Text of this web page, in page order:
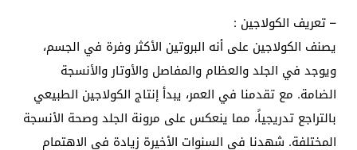
– تعريف الكولاجين :
يصنف الكولاجين على أنه البروتين الأكثر وفرة في الجسم،
ويوجد في الجلد والعظام والمفاصل والأوتار والأنسجة
الضامة. مع تقدمنا ​​في العمر، يبدأ إنتاج الكولاجين الطبيعي
بالتراجع تدريجياً، مما ينعكس على مرونة الجلد وصحة الأنسجة
المختلفة. شهدنا في السنوات الأخيرة زيادة في الاهتمام